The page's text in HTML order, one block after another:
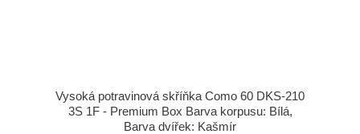
Vysoká potravinová skříňka Como 60 DKS-210
3S 1F - Premium Box Barva korpusu: Bílá,
Barva dvířek: Kašmír